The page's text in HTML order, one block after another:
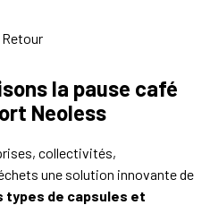
Retour
la pause café
Neoless
collectivités,
une solution innovante de
types de capsules et